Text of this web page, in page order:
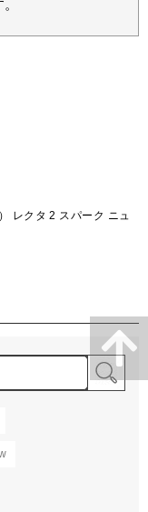
レクタ 2 スパーク ニュ